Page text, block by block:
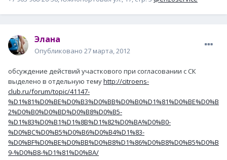
Элана
Опубликовано 27 марта, 2012
обсуждение действий участкового при согласовании с СК
выделено в отдельную темуhttp://citroens-
club.ru/forum/topic/41147-
%D1%81%D0%BE%D0%B3%D0%BB%D0%B0%D1%81%D0%BE%D0%B
2%D0%B0%D0%BD%D0%B8%D0%B5-
%D1%83%D0%B1%D1%8B%D1%82%D0%BA%D0%B0-
%D0%BC%D0%B5%D0%B6%D0%B4%D1%83-
%D0%BF%D0%BE%D0%BB%D0%B8%D1%86%D0%B8%D0%B5%D0%B
9-%D0%B8-%D1%81%D0%BA/